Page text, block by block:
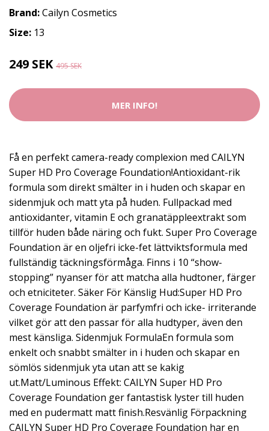
Brand:Cailyn Cosmetics
Size: 13
249 SEK 495 SEK
MER INFO!
Få en perfekt camera-ready complexion med CAILYN
Super HD Pro Coverage Foundation!Antioxidant-rik
formula som direkt smälter in i huden och skapar en
sidenmjuk och matt yta på huden. Fullpackad med
antioxidanter, vitamin E och granatäppleextrakt som
tillför huden både näring och fukt. Super Pro Coverage
Foundation är en oljefri icke-fet lättviktsformula med
fullständig täckningsförmåga. Finns i 10 “show-
stopping” nyanser för att matcha alla hudtoner, färger
och etniciteter. Säker För Känslig Hud:Super HD Pro
Coverage Foundation är parfymfri och icke- irriterande
vilket gör att den passar för alla hudtyper, även den
mest känsliga. Sidenmjuk FormulaEn formula som
enkelt och snabbt smälter in i huden och skapar en
sömlös sidenmjuk yta utan att se kakig
ut.Matt/Luminous Effekt: CAILYN Super HD Pro
Coverage Foundation ger fantastisk lyster till huden
med en pudermatt matt finish.Resvänlig Förpackning
CAILYN Super HD Pro Coverage Foundation har en